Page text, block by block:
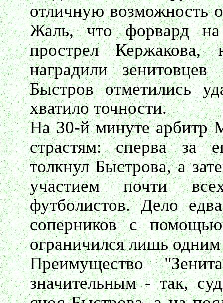
отличную возможность
Жаль, что форвард
прострел
наградили
Быстров отметились
хватило точности.
На 30-й минуте арбитр
страстям: сперва за
толкнул Быстрова, а
участием почти
футболистов. Дело
соперников с помощью
ограничился лишь
Преимущество
значительным - так,